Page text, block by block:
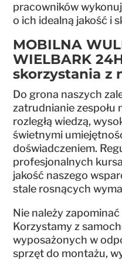
pracowników
o ich idealną jakość i
MOBILNA
WIELBARK
skorzystania z
Do grona naszych
zatrudnianie zespołu
rozległą wiedzą,
świetnymi
doświadczeniem.
profesjonalnych
jakość naszego
stale rosnących
Nie należy
Korzystamy z
wyposażonych w
sprzęt do montażu,